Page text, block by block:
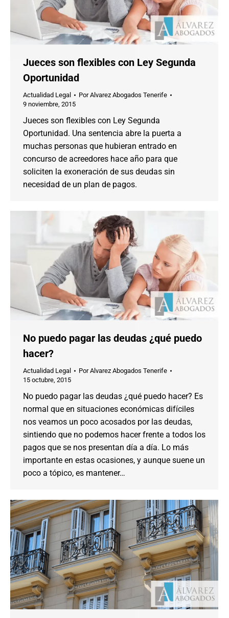
Jueces son flexibles con Ley Segunda
Oportunidad
Actualidad Legal PorAlvarez Abogados Tenerife
9 noviembre, 2015
Jueces son flexibles con Ley Segunda
Oportunidad. Una sentencia abre la puerta a
muchas personas que hubieran entrado en
concurso de acreedores hace año para que
soliciten la exoneración de sus deudas sin
necesidad de un plan de pagos.
No puedo pagar las deudas ¿qué puedo
hacer?
Actualidad Legal PorAlvarez Abogados Tenerife
15 octubre, 2015
No puedo pagar las deudas ¿qué puedo hacer? Es
normal que en situaciones económicas difíciles
nos veamos un poco acosados por las deudas,
sintiendo que no podemos hacer frente a todos los
pagos que se nos presentan día a día. Lo más
importante en estas ocasiones, y aunque suene un
poco a tópico, es mantener…